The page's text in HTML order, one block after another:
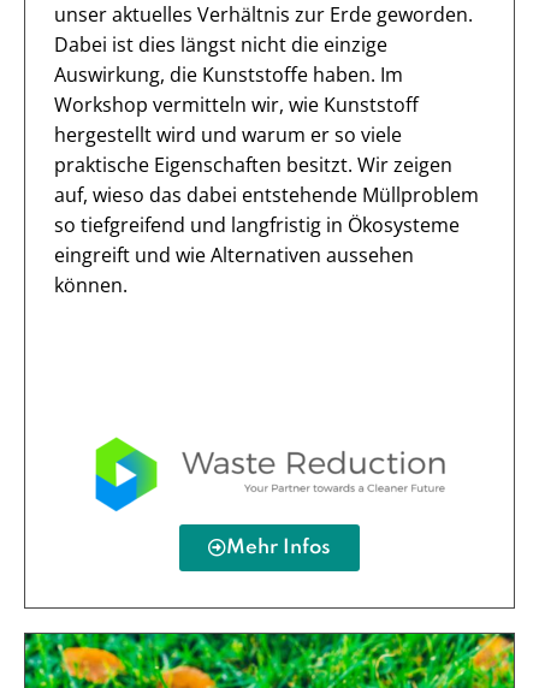
unser aktuelles Verhältnis zur Erde geworden.
Dabei ist dies längst nicht die einzige
Auswirkung, die Kunststoffe haben. Im
Workshop vermitteln wir, wie Kunststoff
hergestellt wird und warum er so viele
praktische Eigenschaften besitzt. Wir zeigen
auf, wieso das dabei entstehende Müllproblem
so tiefgreifend und langfristig in Ökosysteme
eingreift und wie Alternativen aussehen
können.
Mehr Infos